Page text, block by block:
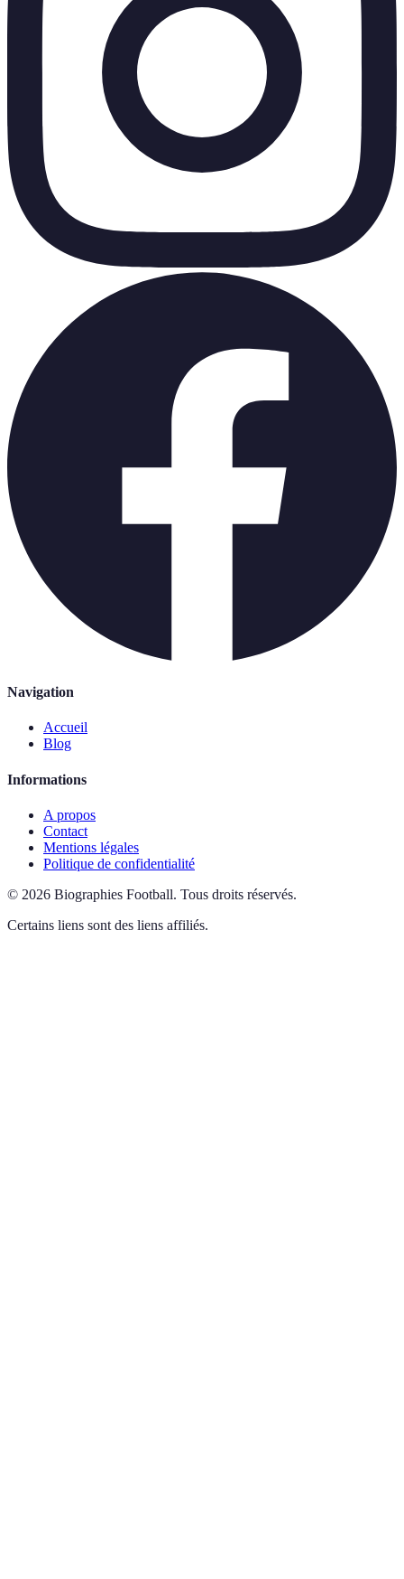
Navigation
Accueil
Blog
Informations
A propos
Contact
Mentions légales
Politique de confidentialité
© 2026 Biographies Football. Tous droits réservés.
Certains liens sont des liens affiliés.